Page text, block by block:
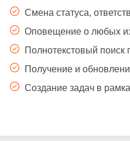
Смена статуса,
Оповещение о любых
Полнотекстовый
Получение и
Создание задач в